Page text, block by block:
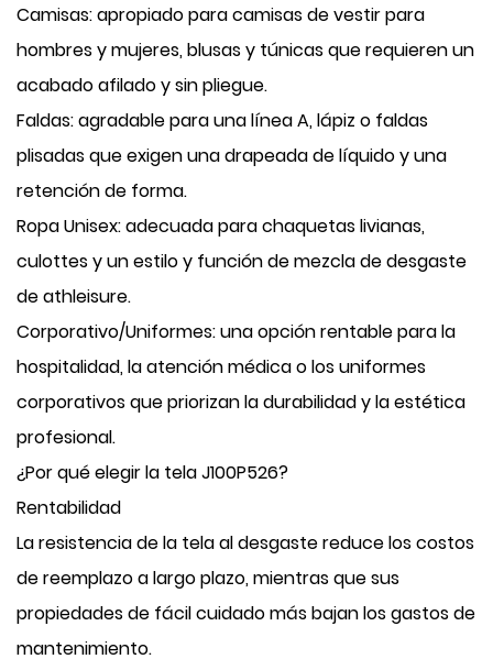
Camisas: apropiado para camisas de vestir para
hombres y mujeres, blusas y túnicas que requieren un
acabado afilado y sin pliegue.
Faldas: agradable para una línea A, lápiz o faldas
plisadas que exigen una drapeada de líquido y una
retención de forma.
Ropa Unisex: adecuada para chaquetas livianas,
culottes y un estilo y función de mezcla de desgaste
de athleisure.
Corporativo/Uniformes: una opción rentable para la
hospitalidad, la atención médica o los uniformes
corporativos que priorizan la durabilidad y la estética
profesional.
¿Por qué elegir la tela J100P526?
Rentabilidad
La resistencia de la tela al desgaste reduce los costos
de reemplazo a largo plazo, mientras que sus
propiedades de fácil cuidado más bajan los gastos de
mantenimiento.